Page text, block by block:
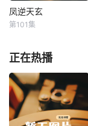
凤逆天玄
凤逆天玄
第101集
正在热播